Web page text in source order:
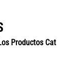
Productos Cat